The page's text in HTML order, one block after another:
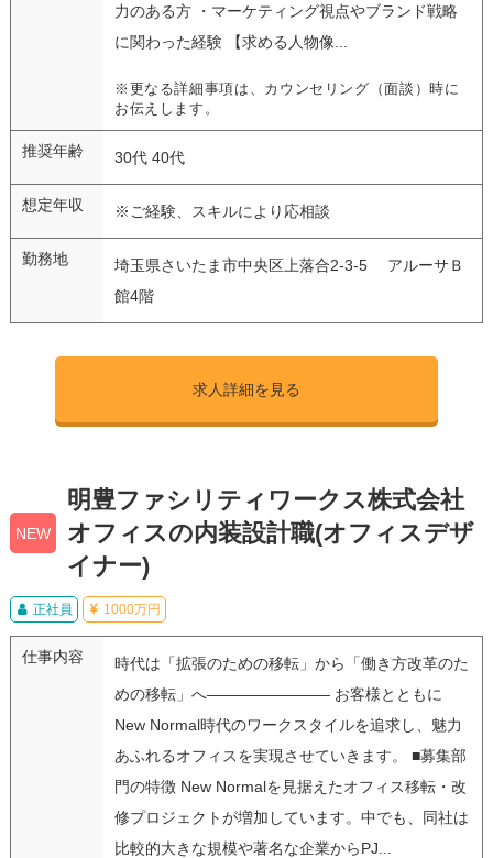
力のある方 ・マーケティング視点やブランド戦略
に関わった経験 【求める人物像...
※更なる詳細事項は、カウンセリング（面談）時に
お伝えします。
推奨年齢 30代 40代
想定年収 ※ご経験、スキルにより応相談
勤務地
埼玉県さいたま市中央区上落合2-3-5 アルーサＢ
館4階
求人詳細を見る
NEW
明豊ファシリティワークス株式会社
オフィスの内装設計職(オフィスデザ
イナー)
正社員 1000万円
仕事内容
時代は「拡張のための移転」から「働き方改革のた
めの移転」へ―――――――― お客様とともに
New Normal時代のワークスタイルを追求し、魅力
あふれるオフィスを実現させていきます。 ■募集部
門の特徴 New Normalを見据えたオフィス移転・改
修プロジェクトが増加しています。中でも、同社は
比較的大きな規模や著名な企業からPJ...